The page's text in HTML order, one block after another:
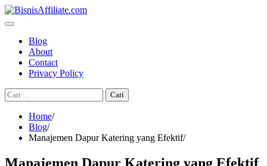
Skip
to
Blog
About
Contact
Privacy Policy
Cari
untuk:
Home
Blog
Manajemen Dapur Katering yang Efektif